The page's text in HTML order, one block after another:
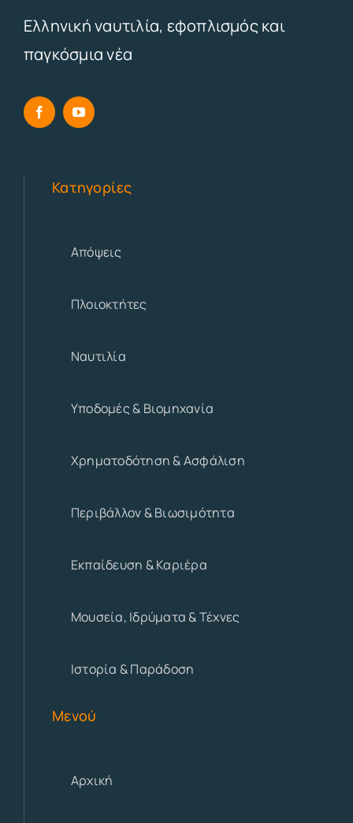
Ελληνική ναυτιλία, εφοπλισμός και
παγκόσμια νέα
Κατηγορίες
Απόψεις
Πλοιοκτήτες
Ναυτιλία
Υποδομές & Βιομηχανία
Χρηματοδότηση & Ασφάλιση
Περιβάλλον & Βιωσιμότητα
Εκπαίδευση & Καριέρα
Μουσεία, Ιδρύματα & Τέχνες
Ιστορία & Παράδοση
Μενού
Αρχική